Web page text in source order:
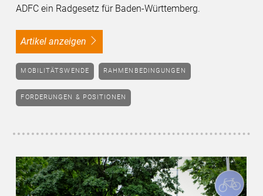
ADFC ein Radgesetz für Baden-Württemberg.
Artikel anzeigen
MOBILITÄTSWENDE RAHMENBEDINGUNGEN
FORDERUNGEN & POSITIONEN